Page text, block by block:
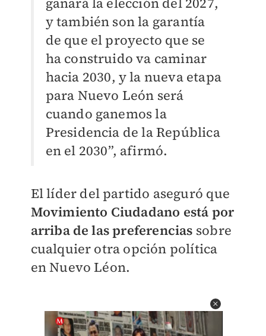
y también son la garantía
de que el proyecto que se
ha construido va caminar
hacia 2030, y la nueva etapa
para Nuevo León será
cuando ganemos la
Presidencia de la República
en el 2030”, afirmó.
El líder del partido aseguró que
Movimiento Ciudadano está por
arriba de las preferencias sobre
cualquier otra opción política
en Nuevo Léon.